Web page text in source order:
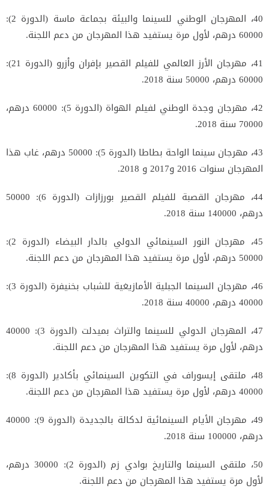
40، المهرجان الوطني للسينما والبيئة بجماعة ماسة (الدورة 2):
60000 درهم، لأول مرة يستفيد هذا المهرجان من دعم اللجنة.
41، مهرجان الأرز العالمي للفيلم القصير بإفران وأزرو (الدورة 21):
60000 درهم، 50000 سنة 2018.
42، مهرجان وجدة الوطني لفيلم الهواة (الدورة 5): 60000 درهم،
70000 سنة 2018.
43، مهرجان سينما الواحة بطاطا (الدورة 5): 50000 درهم، غاب هذا
المهرجان سنوات 2016 و2017 و 2018.
44، مهرجان القصبة للفيلم القصير بورزازات (الدورة 6): 50000
درهم، 140000 سنة 2018.
45، مهرجان النور السينمائي الدولي بالدار البيضاء (الدورة 2):
50000 درهم، لأول مرة يستفيد هذا المهرجان من دعم اللجنة.
46، مهرجان السينما الجبلية الأمازيغية للشباب بخنيفرة (الدورة 3):
40000 درهم، 40000 سنة 2018.
47، المهرجان الدولي للسينما والتراث بميدلت (الدورة 3): 40000
درهم، لأول مرة يستفيد هذا المهرجان من دعم اللجنة.
48، ملتقى إيسوراف في التكوين السينمائي بأكادير (الدورة 8):
40000 درهم، لأول مرة يستفيد هذا المهرجان من دعم اللجنة.
49، مهرجان الأيام السينمائية لدكالة بالجديدة (الدورة 9): 40000
درهم، 100000 سنة 2018.
50، ملتقى السينما والتاريخ بوادي زم (الدورة 2): 30000 درهم،
لأول مرة يستفيد هذا المهرجان من دعم اللجنة.